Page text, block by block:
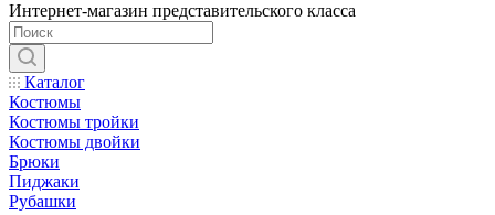
Интернет-магазин представительского класса
Каталог
Костюмы
Костюмы тройки
Костюмы двойки
Брюки
Пиджаки
Рубашки